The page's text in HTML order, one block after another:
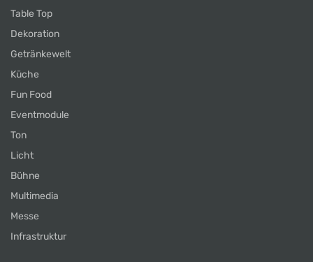
Table Top
Dekoration
Getränkewelt
Küche
Fun Food
Eventmodule
Ton
Licht
Bühne
Multimedia
Messe
Infrastruktur